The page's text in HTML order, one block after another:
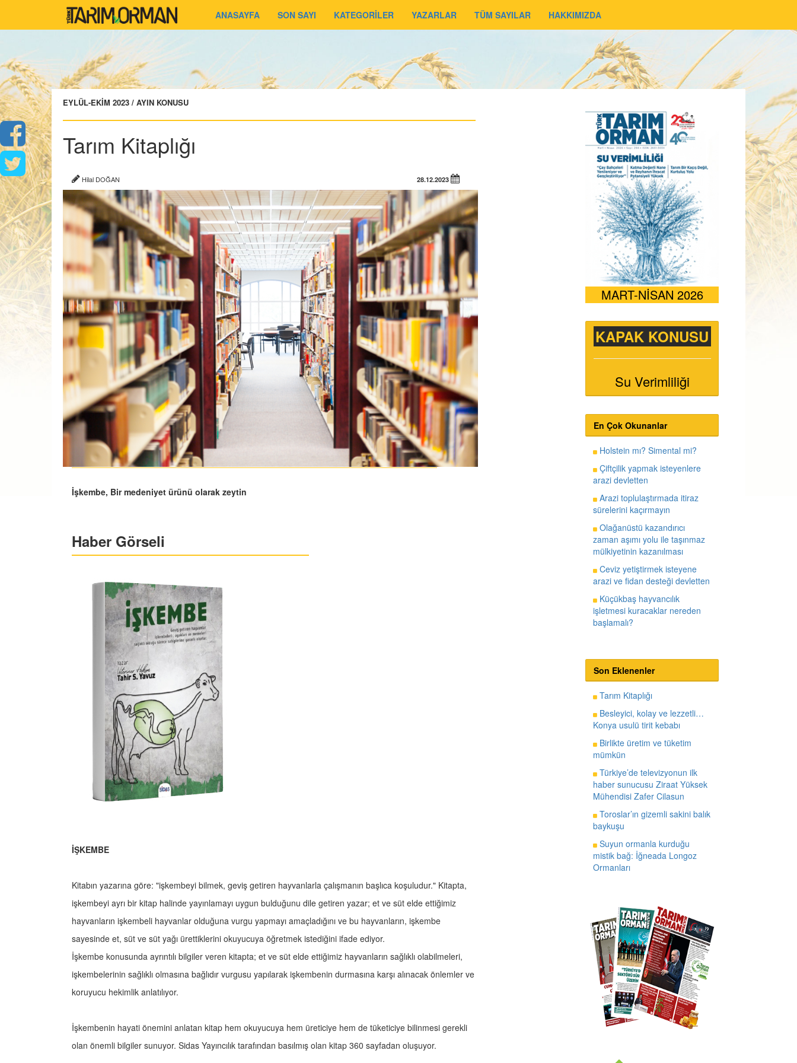
ANASAYFA SON SAYI KATEGORİLER YAZARLAR TÜM SAYILAR HAKKIMIZDA
EYLÜL-EKİM 2023 / AYIN KONUSU
Tarım Kitaplığı
Hilal DOĞAN 28.12.2023
İşkembe, Bir medeniyet ürünü olarak zeytin
Haber Görseli
İŞKEMBE
Kitabın yazarına göre: "işkembeyi bilmek, geviş getiren hayvanlarla çalışmanın başlıca koşuludur." Kitapta,
işkembeyi ayrı bir kitap halinde yayınlamayı uygun bulduğunu dile getiren yazar; et ve süt elde ettiğimiz
hayvanların işkembeli hayvanlar olduğuna vurgu yapmayı amaçladığını ve bu hayvanların, işkembe
sayesinde et, süt ve süt yağı ürettiklerini okuyucuya öğretmek istediğini ifade ediyor.
İşkembe konusunda ayrıntılı bilgiler veren kitapta; et ve süt elde ettiğimiz hayvanların sağlıklı olabilmeleri,
işkembelerinin sağlıklı olmasına bağlıdır vurgusu yapılarak işkembenin durmasına karşı alınacak önlemler ve
koruyucu hekimlik anlatılıyor.
İşkembenin hayati önemini anlatan kitap hem okuyucuya hem üreticiye hem de tüketiciye bilinmesi gerekli
olan önemli bilgiler sunuyor. Sidas Yayıncılık tarafından basılmış olan kitap 360 sayfadan oluşuyor.
MART-NİSAN 2026
KAPAK KONUSU
Su Verimliliği
En Çok Okunanlar
Holstein mı? Simental mi?
Çiftçilik yapmak isteyenlere
arazi devletten
Arazi toplulaştırmada itiraz
sürelerini kaçırmayın
Olağanüstü kazandırıcı
zaman aşımı yolu ile taşınmaz
mülkiyetinin kazanılması
Ceviz yetiştirmek isteyene
arazi ve fidan desteği devletten
Küçükbaş hayvancılık
işletmesi kuracaklar nereden
başlamalı?
Son Eklenenler
Tarım Kitaplığı
Besleyici, kolay ve lezzetli…
Konya usulü tirit kebabı
Birlikte üretim ve tüketim
mümkün
Türkiye’de televizyonun ilk
haber sunucusu Ziraat Yüksek
Mühendisi Zafer Cilasun
Toroslar’ın gizemli sakini balık
baykuşu
Suyun ormanla kurduğu
mistik bağ: İğneada Longoz
Ormanları